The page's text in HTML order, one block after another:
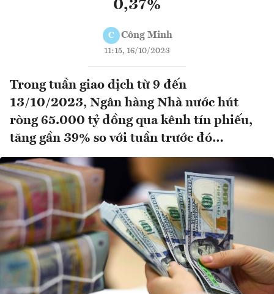
0,37%
C Công Minh
11:15, 16/10/2023
Trong tuần giao dịch từ 9 đến
13/10/2023, Ngân hàng Nhà nước hút
ròng 65.000 tỷ đồng qua kênh tín phiếu,
tăng gần 39% so với tuần trước đó…